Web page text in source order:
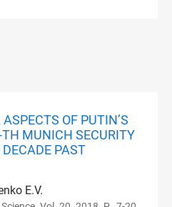
OF PUTIN’S
MUNICH SECURITY
PAST
E.V.